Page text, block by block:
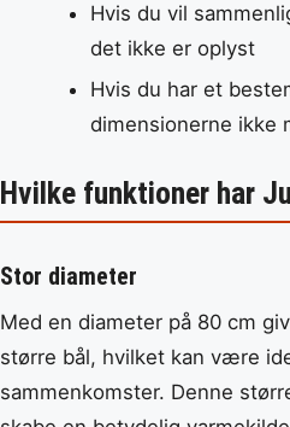
Hvis du vil
det ikke er oplyst
Hvis du har et
dimensionerne ikke
Hvilke funktioner har
Stor diameter
Med en diameter på 80 cm
større bål, hvilket kan være
sammenkomster. Denne